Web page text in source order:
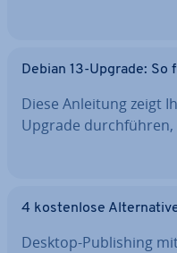
Debian 13-Upgrade:
Diese Anleitung zeigt
Upgrade
4 kos­ten­lo­se
Desktop-Pu­bli­shing